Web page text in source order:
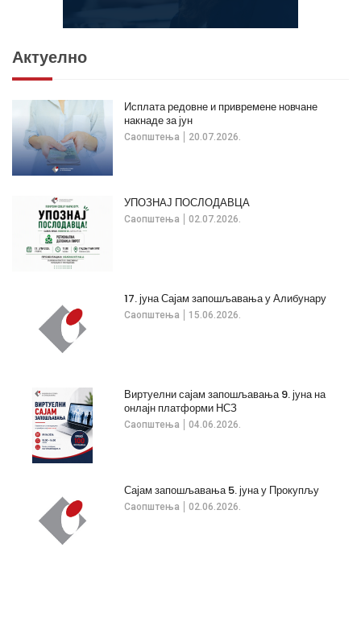
Актуелно
Саопштења 20.07.2026.
Исплата редовне и привремене новчане
накнаде за јун
Саопштења 02.07.2026.
УПОЗНАЈ ПОСЛОДАВЦА
Саопштења 15.06.2026.
17. јуна Сајам запошљавања у Алибунару
Саопштења 04.06.2026.
Виртуелни сајам запошљавања 9. јуна на
онлајн платформи НСЗ
Саопштења 02.06.2026.
Сајам запошљавања 5. јуна у Прокупљу